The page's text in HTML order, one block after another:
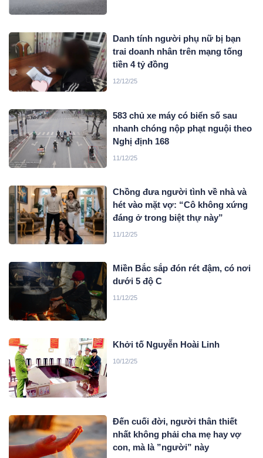
Danh tính người phụ nữ bị bạn
trai doanh nhân trên mạng tống
tiền 4 tỷ đồng
12/12/25
583 chủ xe máy có biển số sau
nhanh chóng nộp phạt nguội theo
Nghị định 168
11/12/25
Chồng đưa người tình về nhà và
hét vào mặt vợ: “Cô không xứng
đáng ở trong biệt thự này”
11/12/25
Miền Bắc sắp đón rét đậm, có nơi
dưới 5 độ C
11/12/25
Khởi tố Nguyễn Hoài Linh
10/12/25
Đến cuối đời, người thân thiết
nhất không phải cha mẹ hay vợ
con, mà là ”người” này